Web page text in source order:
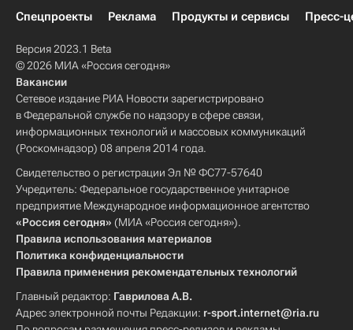
Спецпроекты
Реклама Продукты и сервисы Пресс-
Версия 2023.1 Beta
© 2026 МИА «Россия сегодня»
Вакансии
Сетевое издание РИА Новости зарегистрировано
в Федеральной службе по надзору в сфере связи,
информационных технологий и массовых коммуникаций
(Роскомнадзор) 08 апреля 2014 года.
Свидетельство о регистрации Эл № ФС77-57640
Учредитель: Федеральное государственное унитарное
предприятие Международное информационное агентство
«Россия сегодня» (МИА «Россия сегодня»).
Правила использования материалов
Политика конфиденциальности
Правила применения рекомендательных технологий
Главный редактор: Гаврилова А.В.
Адрес электронной почты Редакции: r-sport.internet@ria.ru